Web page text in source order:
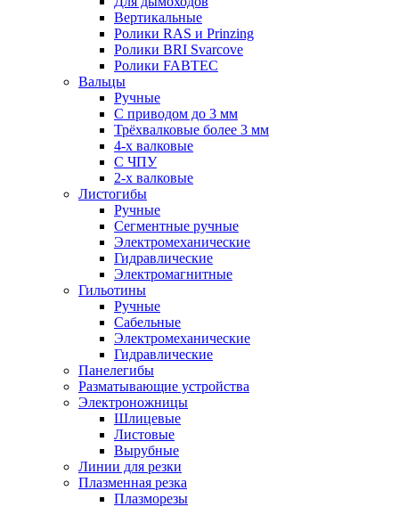
Вертикальные
Ролики RAS и Prinzing
Ролики BRI Svarcove
Ролики FABTEC
Вальцы
Ручные
С приводом до 3 мм
Трёхвалковые более 3 мм
4-х валковые
С ЧПУ
2-х валковые
Листогибы
Ручные
Сегментные ручные
Электромеханические
Гидравлические
Электромагнитные
Гильотины
Ручные
Сабельные
Электромеханические
Гидравлические
Панелегибы
Разматывающие устройства
Электроножницы
Шлицевые
Листовые
Вырубные
Линии для резки
Плазменная резка
Плазморезы